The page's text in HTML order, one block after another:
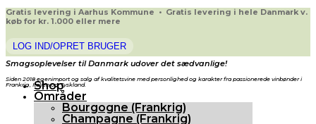
Gratis levering i Aarhus Kommune • Gratis levering i hele Danmark v.
køb for kr. 1.000 eller mere
LOG IND/OPRET BRUGER
Smagsoplevelser til Danmark udover det sædvanlige!
Siden 2018 egenimport og salg af kvalitetsvine med personlighed og karakter fra passionerede vinbønder i
Frankrig, Italien og Tyskland.
Shop
Områder
Bourgogne (Frankrig)
Champagne (Frankrig)